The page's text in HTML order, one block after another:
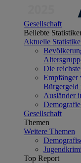
Gesellschaft
Beliebte
Aktuelle
Die
Empfänger
Bürgergeld
Ausländer
Gesellschaft
Themen
Weitere Themen
Top Report